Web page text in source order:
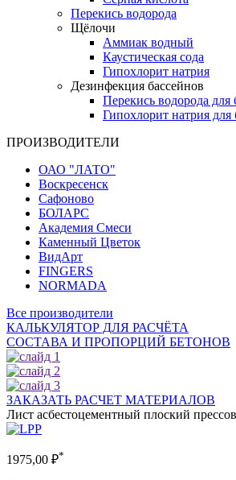
Перекись водорода
Щёлочи
Аммиак водный
Каустическая сода
Гипохлорит натрия
Дезинфекция бассейнов
Перекись водорода для
Гипохлорит натрия для
ПРОИЗВОДИТЕЛИ
ОАО "ЛАТО"
Воскресенск
Сафоново
БОЛАРС
Академия Смеси
Каменный Цветок
ВидАрт
FINGERS
NORMADA
Все производители
КАЛЬКУЛЯТОР ДЛЯ РАСЧЁТА
СОСТАВА И ПРОПОРЦИЙ БЕТОНОВ
ЗАКАЗАТЬ РАСЧЕТ МАТЕРИАЛОВ
Лист асбестоцементный плоский
1975,00 ₽*